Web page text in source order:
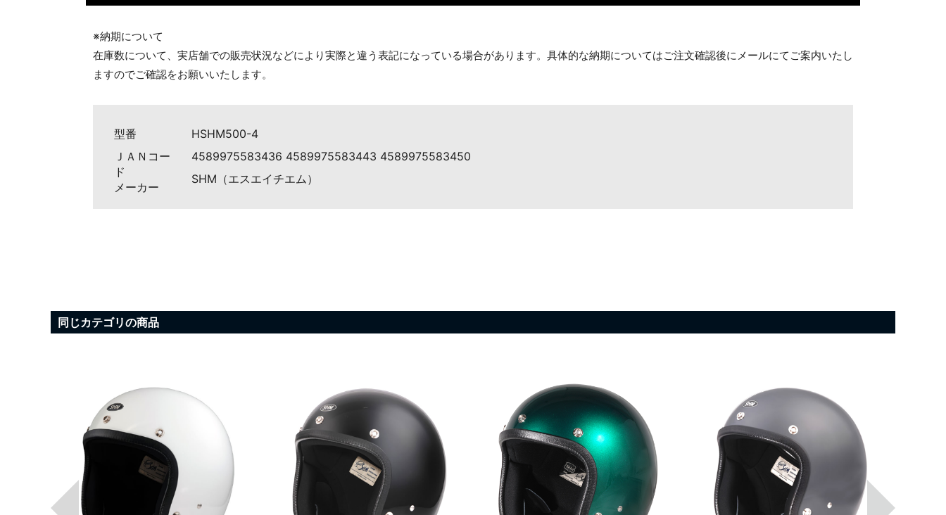
※納期について
在庫数について、実店舗での販売状況などにより実際と違う表記になっている場合があります。具体的な納期についてはご注文確認後にメールにてご案内いたし
ますのでご確認をお願いいたします。
型番
HSHM500-4
ＪＡＮコー
ド
4589975583436 4589975583443 4589975583450
メーカー
SHM（エスエイチエム）
お買い物を続ける カートへ進む
同じカテゴリの商品